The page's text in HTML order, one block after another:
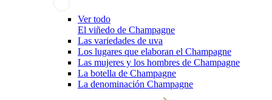
Ver todo
El viñedo de Champagne
Las variedades de uva
Los lugares que elaboran el Champagne
Las mujeres y los hombres de Champagne
La botella de Champagne
La denominación Champagne